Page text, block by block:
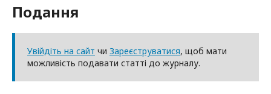
Подання
Увійдіть на сайт чи Зареєструватися, щоб мати
можливість подавати статті до журналу.